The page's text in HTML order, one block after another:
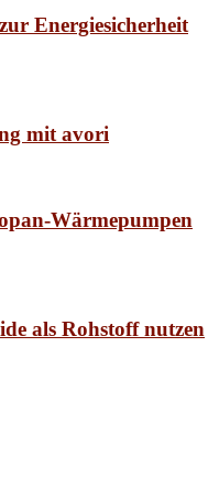
Energiesicherheit
mit avori
Wärmepumpen
als Rohstoff nutzen